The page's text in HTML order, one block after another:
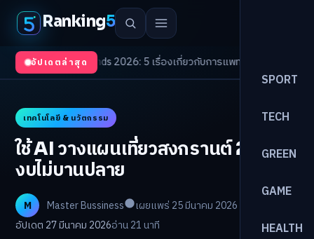
Ranking5
SPORT
TECH
GREEN
GAME
HEALTH
อัปเดตล่าสุด
Trends 2026: 5 เรื่องเกี่ยวกับการแพทย์ที่ควรรู้/ดอกเบี้ยขาขึ้นรอบให
เทคโนโลยี & นวัตกรรม
ใช้ AI วางแผนเที่ยวสงกรานต์ 2569
งบไม่บานปลาย
M Master Bussiness
เผยแพร่ 25 มีนาคม 2026
อัปเดต 27 มีนาคม 2026อ่าน 21 นาที